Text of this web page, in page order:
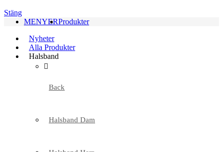
Stäng
MENYERProdukter
Nyheter
Alla Produkter
Halsband
Back
Halsband Dam